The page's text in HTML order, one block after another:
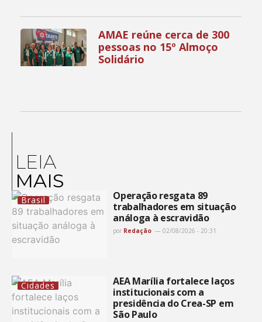
AMAE reúne cerca de 300
pessoas no 15º Almoço
Solidário
LEIA
MAIS
Brasil
Operação resgata 89
trabalhadores em situação
análoga à escravidão
por Redação 02/08/2026 - 20:31
Cidades
AEA Marília fortalece laços
institucionais com a
presidência do Crea-SP em
São Paulo